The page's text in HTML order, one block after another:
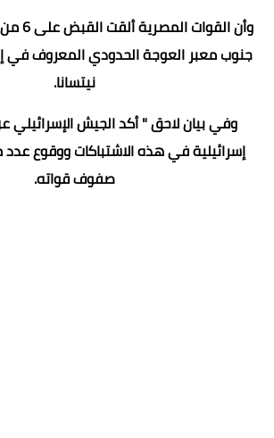
وأن
جنوب معبر العوجة الحدودي المعروف في
نيتسانا.
وفي بيان لاحق " أكد الجيش
إسرائيلية في هذه الاشتباكات ووقوع عدد
صفوف قواته.